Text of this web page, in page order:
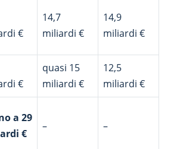
€
14,7
miliardi €
14,9
miliardi €
€
quasi 15
miliardi €
12,5
miliardi €
a 29
€
– –